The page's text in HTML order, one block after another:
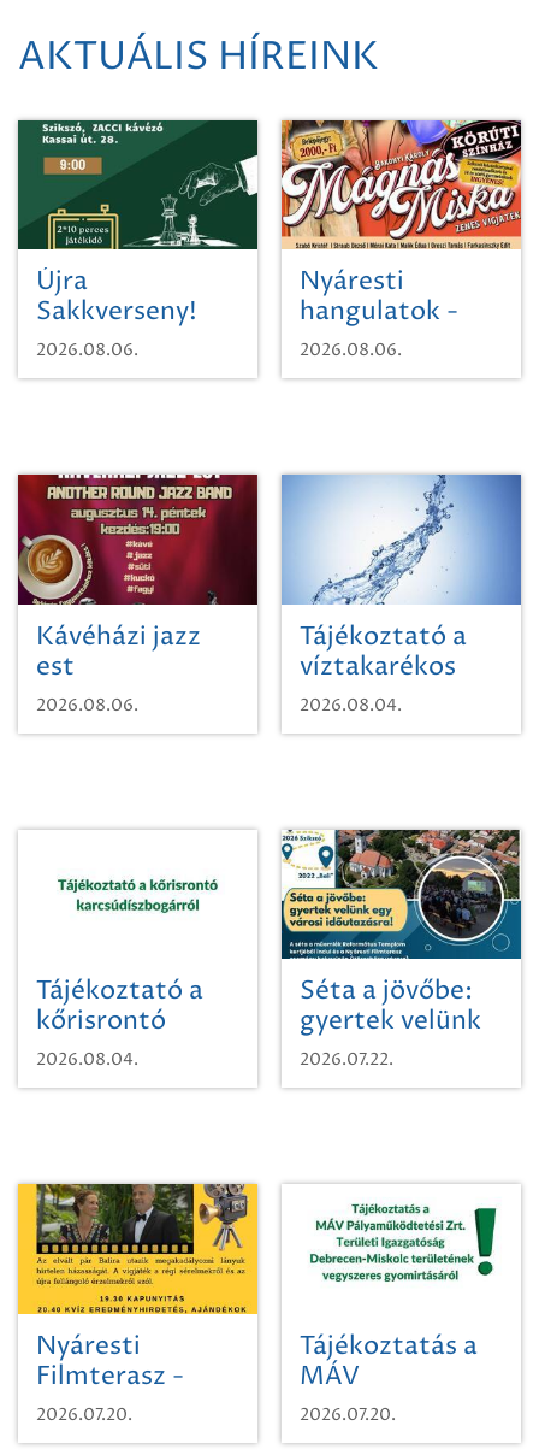
AKTUÁLIS HÍREINK
Újra
Sakkverseny!
2026.08.06.
Nyáresti
hangulatok -
Mágnás Miska
2026.08.06.
Kávéházi jazz
est
2026.08.06.
Tájékoztató a
víztakarékos
vízhasználatról
2026.08.04.
Tájékoztató a
kőrisrontó
karcsúdíszbogárról
2026.08.04.
Séta a jövőbe:
gyertek velünk
egy városi
időutazásra!
2026.07.22.
Nyáresti
Filmterasz -
Beugró a
Paradicsomba
2026.07.20.
Tájékoztatás a
MÁV
Pályaműködtetési
Zrt. Területi
2026.07.20.